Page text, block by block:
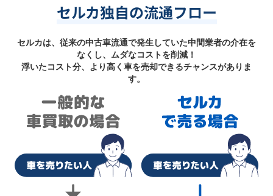
セルカ独自の流通フロー
セルカは、従来の中古車流通で発生していた中間業者の介在を
なくし、ムダなコストを削減！
浮いたコスト分、より高く車を売却できるチャンスがありま
す。